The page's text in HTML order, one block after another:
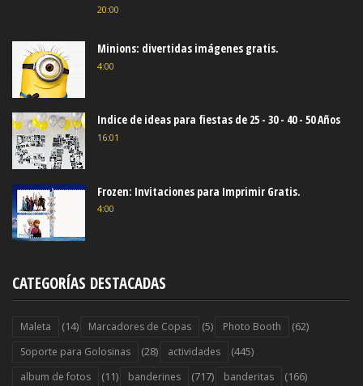
20:00
Minions: divertidas imágenes gratis.
4:00
Indice de ideas para fiestas de 25 - 30 - 40 - 50 Años
16:01
Frozen: Invitaciones para Imprimir Gratis.
4:00
CATEGORÍAS DESTACADAS
Maleta (14) Marcadores de Copas (5) Photo Booth (62)
Soporte para Golosinas (28) actividades (445)
album de fotos (11) banderines (717) banderitas (166)